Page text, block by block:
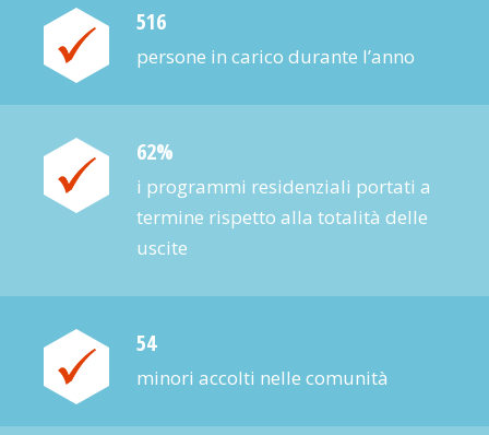
516
persone in carico durante l’anno
62%
i program­mi residenziali portati a
ter­mine rispetto alla totalità del­le
uscite
54
minori accolti nelle comunità